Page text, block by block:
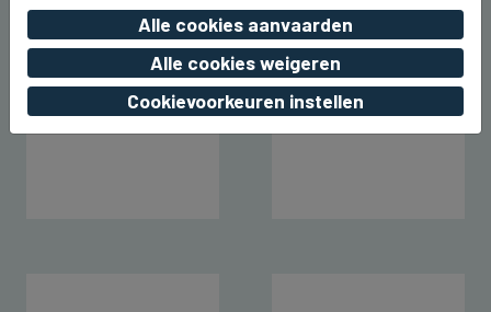
Alle cookies aanvaarden
Alle cookies weigeren
Cookievoorkeuren instellen